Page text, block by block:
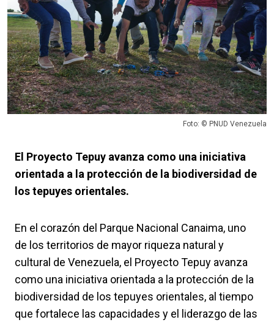
Foto: © PNUD Venezuela
El Proyecto Tepuy avanza como una iniciativa
orientada a la protección de la biodiversidad de
los tepuyes orientales.
En el corazón del Parque Nacional Canaima, uno
de los territorios de mayor riqueza natural y
cultural de Venezuela, el Proyecto Tepuy avanza
como una iniciativa orientada a la protección de la
biodiversidad de los tepuyes orientales, al tiempo
que fortalece las capacidades y el liderazgo de las